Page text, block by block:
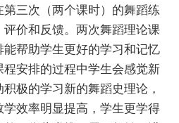
三次（两个课时）的舞蹈练
价和反馈。两次舞蹈理论课
帮助学生更好的学习和记忆
安排的过程中学生会感觉新
极的学习新的舞蹈史理论，
效率明显提高，学生更学得